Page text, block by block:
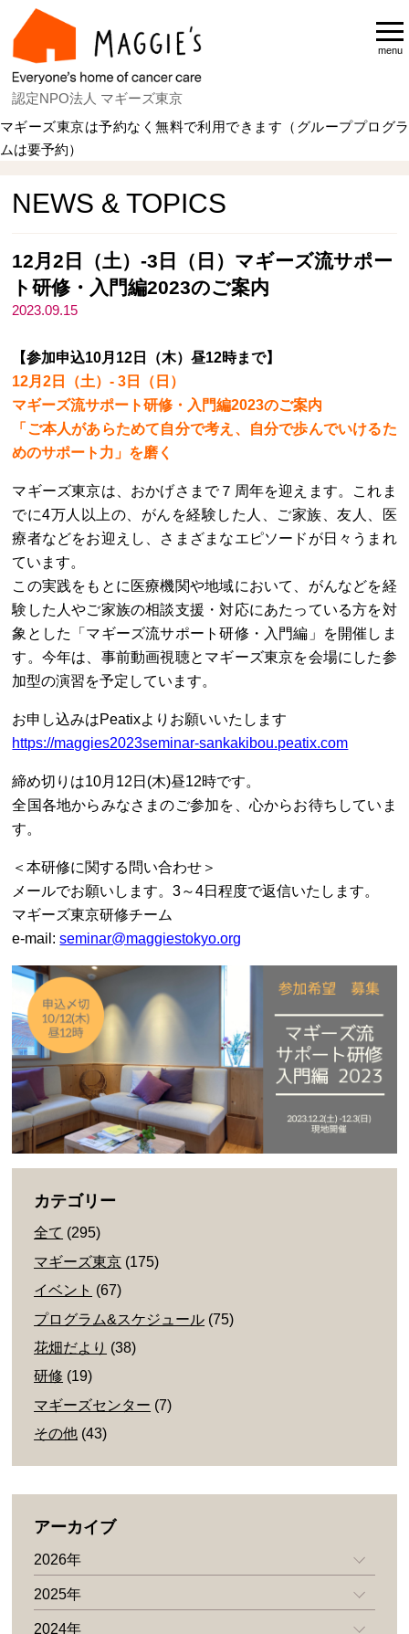
認定NPO法人 マギーズ東京
menu
マギーズ東京は予約なく無料で利用できます（グループプログラ
ムは要予約）
NEWS & TOPICS
12月2日（土）-3日（日）マギーズ流サポー
ト研修・入門編2023のご案内
2023.09.15
【参加申込10月12日（木）昼12時まで】
12月2日（土）- 3日（日）
マギーズ流サポート研修・入門編2023のご案内
「ご本人があらためて自分で考え、自分で歩んでいけるた
めのサポート力」を磨く
マギーズ東京は、おかげさまで７周年を迎えます。これま
でに4万人以上の、がんを経験した人、ご家族、友人、医
療者などをお迎えし、さまざまなエピソードが日々うまれ
ています。
この実践をもとに医療機関や地域において、がんなどを経
験した人やご家族の相談支援・対応にあたっている方を対
象とした「マギーズ流サポート研修・入門編」を開催しま
す。今年は、事前動画視聴とマギーズ東京を会場にした参
加型の演習を予定しています。
お申し込みはPeatixよりお願いいたします
https://maggies2023seminar-sankakibou.peatix.com
締め切りは10月12日(木)昼12時です。
全国各地からみなさまのご参加を、心からお待ちしていま
す。
＜本研修に関する問い合わせ＞
メールでお願いします。3～4日程度で返信いたします。
マギーズ東京研修チーム
e-mail:seminar@maggiestokyo.org
カテゴリー
全て (295)
マギーズ東京 (175)
イベント (67)
プログラム&スケジュール (75)
花畑だより (38)
研修 (19)
マギーズセンター (7)
その他 (43)
アーカイブ
2026年
2025年
2024年